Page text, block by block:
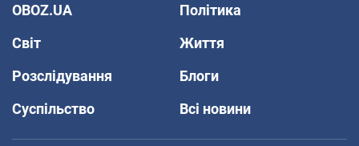
OBOZ.UA
Політика
Світ
Життя
Розслідування
Блоги
Суспільство
Всі новини